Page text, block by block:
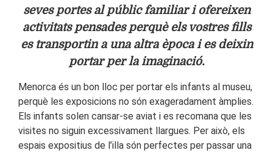
seves portes al públic familiar i ofereixen
activitats pensades perquè els vostres fills
es transportin a una altra època i es deixin
portar per la imaginació.
Menorca és un bon lloc per portar els infants al museu,
perquè les exposicions no són exageradament àmplies.
Els infants solen cansar-se aviat i es recomana que les
visites no siguin excessivament llargues. Per això, els
espais expositius de l’illa són perfectes per passar una